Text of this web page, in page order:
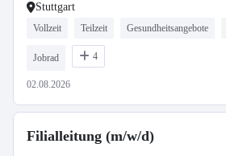
Stuttgart
Vollzeit Teilzeit Gesundheitsangebote
Jobrad 4
02.08.2026
Filialleitung (m/w/d)